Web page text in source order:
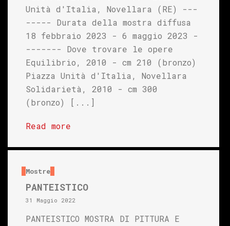
Unità d'Italia, Novellara (RE) ---
----- Durata della mostra diffusa
18 febbraio 2023 - 6 maggio 2023 -
------- Dove trovare le opere
Equilibrio, 2010 - cm 210 (bronzo)
Piazza Unità d'Italia, Novellara
Solidarietà, 2010 - cm 300
(bronzo) [...]
Read more
Mostre
PANTEISTICO
31 Maggio 2022
PANTEISTICO MOSTRA DI PITTURA E